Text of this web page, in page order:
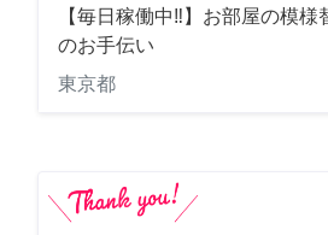
【毎日稼働中‼︎】お部屋の模
のお手伝い
東京都